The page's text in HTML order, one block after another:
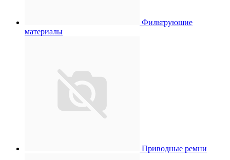
Фильтрующие
материалы
Приводные ремни